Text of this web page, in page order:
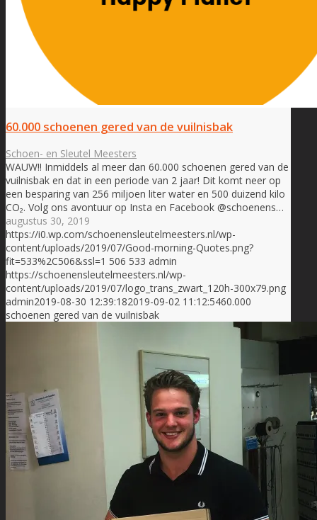
60.000 schoenen gered van de vuilnisbak
Schoen- en Sleutel Meesters
WAUW!! Inmiddels al meer dan 60.000 schoenen gered van de
vuilnisbak en dat in een periode van 2 jaar! Dit komt neer op
een besparing van 256 miljoen liter water en 500 duizend kilo
CO₂. Volg ons avontuur op Insta en Facebook @schoenens…
augustus 30, 2019
https://i0.wp.com/schoenensleutelmeesters.nl/wp-
content/uploads/2019/07/Good-morning-Quotes.png?
fit=533%2C506&ssl=1 506 533 admin
https://schoenensleutelmeesters.nl/wp-
content/uploads/2019/07/logo_trans_zwart_120h-300x79.png
admin2019-08-30 12:39:182019-09-02 11:12:5460.000
schoenen gered van de vuilnisbak